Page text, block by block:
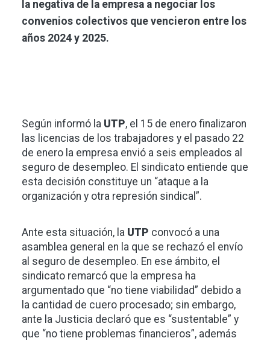
la negativa de la empresa a negociar los
convenios colectivos que vencieron entre los
años 2024 y 2025.
Según informó la UTP, el 15 de enero finalizaron
las licencias de los trabajadores y el pasado 22
de enero la empresa envió a seis empleados al
seguro de desempleo. El sindicato entiende que
esta decisión constituye un “ataque a la
organización y otra represión sindical”.
Ante esta situación, la UTP convocó a una
asamblea general en la que se rechazó el envío
al seguro de desempleo. En ese ámbito, el
sindicato remarcó que la empresa ha
argumentado que “no tiene viabilidad” debido a
la cantidad de cuero procesado; sin embargo,
ante la Justicia declaró que es “sustentable” y
que “no tiene problemas financieros”, además